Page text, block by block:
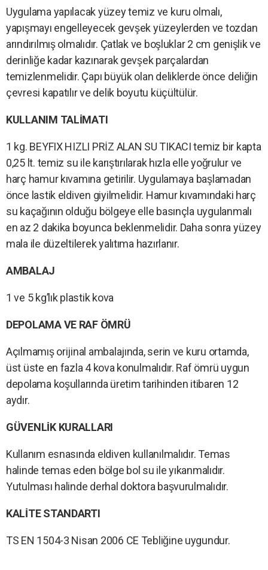
Uygulama yapılacak yüzey temiz ve kuru olmalı,
yapışmayı engelleyecek gevşek yüzeylerden ve tozdan
arındırılmış olmalıdır. Çatlak ve boşluklar 2 cm genişlik ve
derinliğe kadar kazınarak gevşek parçalardan
temizlenmelidir. Çapı büyük olan deliklerde önce deliğin
çevresi kapatılır ve delik boyutu küçültülür.
KULLANIM TALİMATI
1 kg. BEYFIX HIZLI PRİZ ALAN SU TIKACI temiz bir kapta
0,25 lt. temiz su ile karıştırılarak hızla elle yoğrulur ve
harç hamur kıvamına getirilir. Uygulamaya başlamadan
önce lastik eldiven giyilmelidir. Hamur kıvamındaki harç
su kaçağının olduğu bölgeye elle basınçla uygulanmalı
en az 2 dakika boyunca beklenmelidir. Daha sonra yüzey
mala ile düzeltilerek yalıtıma hazırlanır.
AMBALAJ
1 ve 5 kg’lık plastik kova
DEPOLAMA VE RAF ÖMRÜ
Açılmamış orijinal ambalajında, serin ve kuru ortamda,
üst üste en fazla 4 kova konulmalıdır. Raf ömrü uygun
depolama koşullarında üretim tarihinden itibaren 12
aydır.
GÜVENLİK KURALLARI
Kullanım esnasında eldiven kullanılmalıdır. Temas
halinde temas eden bölge bol su ile yıkanmalıdır.
Yutulması halinde derhal doktora başvurulmalıdır.
KALİTE STANDARTI
TS EN 1504-3 Nisan 2006 CE Tebliğine uygundur.